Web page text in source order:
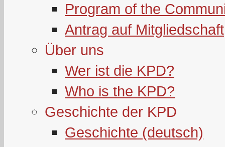
Program of the
Antrag auf Mitgliedschaft
Über uns
Wer ist die KPD?
Who is the KPD?
Geschichte der KPD
Geschichte (deutsch)